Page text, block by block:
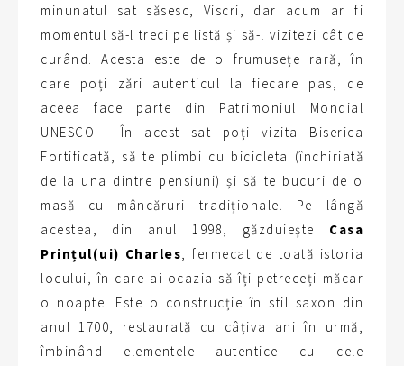
minunatul sat săsesc, Viscri, dar acum ar fi
momentul să-l treci pe listă și să-l vizitezi cât de
curând. Acesta este de o frumusețe rară, în
care poți zări autenticul la fiecare pas, de
aceea face parte din Patrimoniul Mondial
UNESCO. În acest sat poți vizita Biserica
Fortificată, să te plimbi cu bicicleta (închiriată
de la una dintre pensiuni) și să te bucuri de o
masă cu mâncăruri tradiționale. Pe lângă
acestea, din anul 1998, găzduiește Casa
Prințul(ui) Charles, fermecat de toată istoria
locului, în care ai ocazia să îți petreceți măcar
o noapte. Este o construcție în stil saxon din
anul 1700, restaurată cu câțiva ani în urmă,
îmbinând elementele autentice cu cele